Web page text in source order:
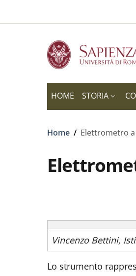
HOME STORIA
Briciole di pane
Home / Elettrometro
Vincenzo Bettini,
Lo strumento